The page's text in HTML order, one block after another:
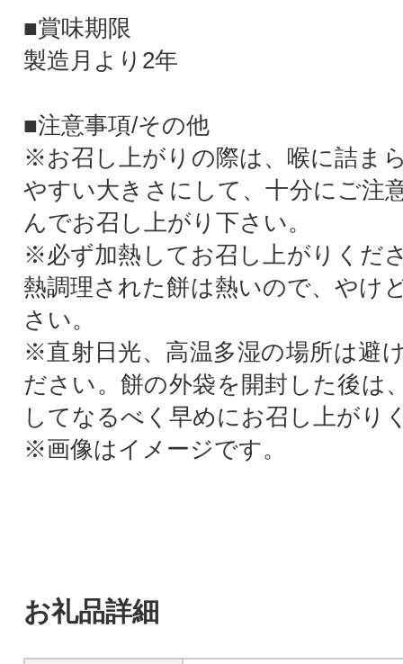
■賞味期限
製造月より2年
■注意事項/その他
※お召し上がりの際は、喉に詰ま
やすい大きさにして、十分にご注
んでお召し上がり下さい。
※必ず加熱してお召し上がりくだ
熱調理された餅は熱いので、やけ
さい。
※直射日光、高温多湿の場所は避
ださい。餅の外袋を開封した後は
してなるべく早めにお召し上がり
※画像はイメージです。
お礼品詳細